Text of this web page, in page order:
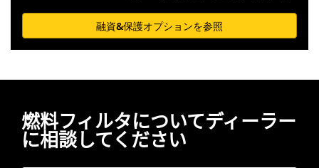
融資&保護オプションを参照
燃料フィルタについてディーラー
に相談してください